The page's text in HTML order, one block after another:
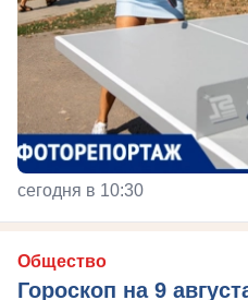
сегодня в 10:30
Общество
Гороскоп на 9